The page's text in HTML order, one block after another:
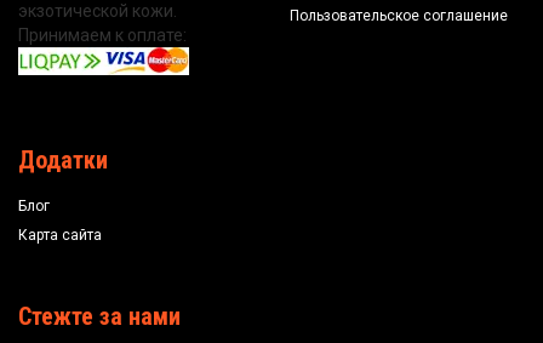
экзотической кожи.
Принимаем к оплате:
Пользовательское соглашение
Додатки
Блог
Карта сайта
Стежте за нами